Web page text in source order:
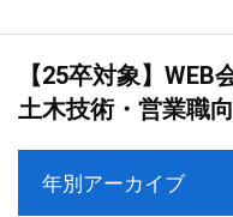
【25卒対象】
土木技術・営業職
年別アーカイブ